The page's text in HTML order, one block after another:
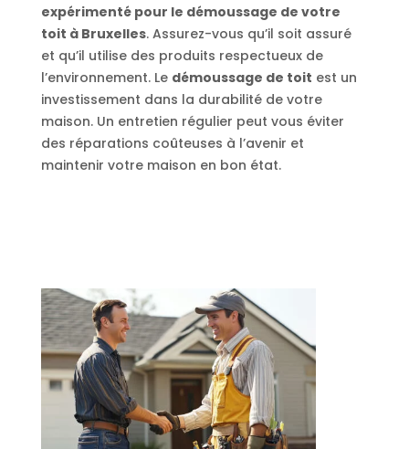
expérimenté pour le démoussage de votre
toit à Bruxelles. Assurez-vous qu’il soit assuré
et qu’il utilise des produits respectueux de
l’environnement. Le démoussage de toit est un
investissement dans la durabilité de votre
maison. Un entretien régulier peut vous éviter
des réparations coûteuses à l’avenir et
maintenir votre maison en bon état.